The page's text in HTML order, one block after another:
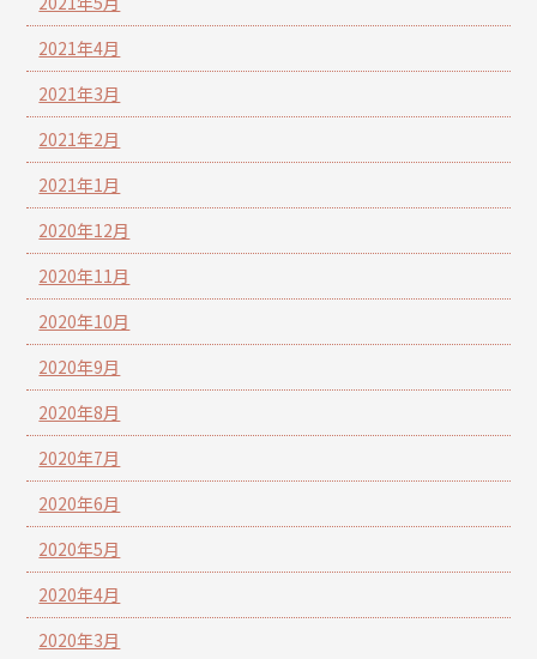
2021年4月
2021年3月
2021年2月
2021年1月
2020年12月
2020年11月
2020年10月
2020年9月
2020年8月
2020年7月
2020年6月
2020年5月
2020年4月
2020年3月